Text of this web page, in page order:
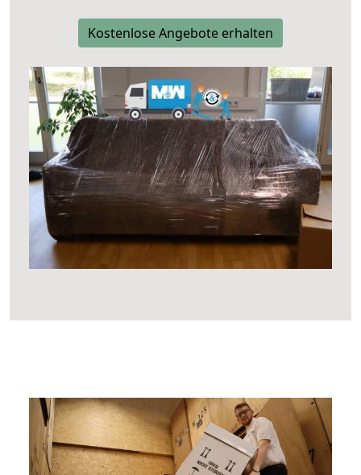
Kostenlose Angebote erhalten